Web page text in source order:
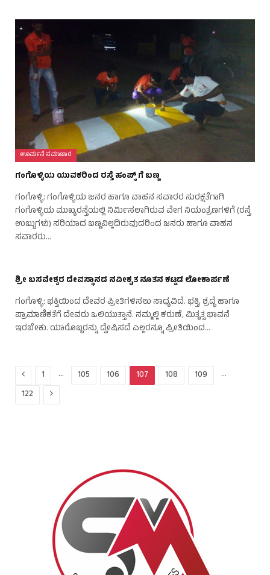
ಊರ್ಮನೆ ಸಮಾಚಾರ
ಗಂಗೊಳ್ಳಿಯ ಯುವಕರಿಂದ ರಸ್ತೆ ಹಂಪ್ಸ್ ಗೆ ಬಣ್ಣ
ಗಂಗೊಳ್ಳಿ: ಗಂಗೊಳ್ಳಿಯ ಜನರ ಹಾಗೂ ವಾಹನ ಸವಾರರ ಸುರಕ್ಷತೆಗಾಗಿ
ಗಂಗೊಳ್ಳಿಯ ಮುಖ್ಯರಸ್ತೆಯಲ್ಲಿ ನಿರ್ಮಿಸಲಾಗಿರುವ ವೇಗ ನಿಯಂತ್ರಣಗಳಿಗೆ (ರಸ್ತೆ
ಉಬ್ಬುಗಳು) ಸರಿಯಾದ ಬಣ್ಣವಿಲ್ಲದಿರುವುದರಿಂದ ಜನರು ಹಾಗೂ ವಾಹನ
ಸವಾರರು…
ಶ್ರೀ ಬಸವೇಶ್ವರ ದೇವಸ್ಥಾನದ ನವೀಕೃತ ನೂತನ ಕಟ್ಟಡ ಲೋಕಾರ್ಪಣೆ
ಗಂಗೊಳ್ಳಿ: ಭಕ್ತಿಯಿಂದ ದೇವರ ಪ್ರೀತಿಗಳಿಸಲು ಸಾಧ್ಯವಿದೆ. ಭಕ್ತಿ, ಶ್ರದ್ಧೆ ಹಾಗೂ
ಪ್ರಾಮಾಣಿಕತೆಗೆ ದೇವರು ಒಲಿಯುತ್ತಾನೆ. ನಮ್ಮಲ್ಲಿ ಕರುಣೆ, ಮಿತೃತ್ವ ಭಾವನೆ
ಇರಬೇಕು. ಯಾರೊಬ್ಬರನ್ನು ದ್ವೇಷಿಸದೆ ಎಲ್ಲರನ್ನೂ ಪ್ರೀತಿಯಿಂದ…
Previous
1 … 105 106 107 108 109
…
122
Next